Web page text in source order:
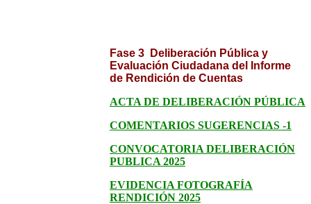
Fase 3 Deliberación Pública y
Evaluación Ciudadana del Informe
de Rendición de Cuentas
ACTA DE DELIBERACIÓN PÚBLICA
COMENTARIOS SUGERENCIAS -1
CONVOCATORIA DELIBERACIÓN
PUBLICA 2025
EVIDENCIA FOTOGRAFÍA
RENDICIÓN 2025